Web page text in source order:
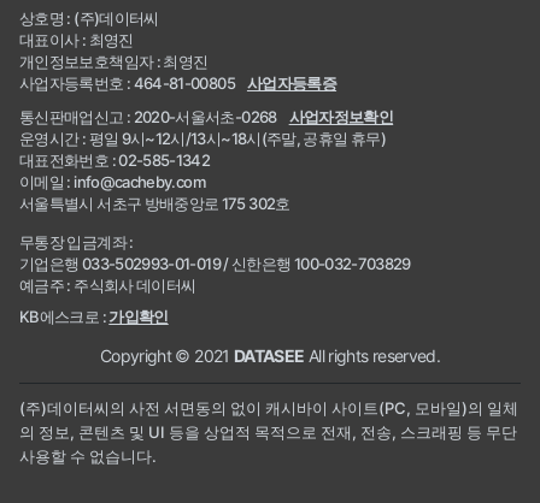
상호명 : (주)데이터씨
대표이사 : 최영진
개인정보보호책임자 : 최영진
사업자등록번호 : 464-81-00805
사업자등록증
통신판매업신고 : 2020-서울서초-0268
사업자정보확인
운영시간 : 평일 9시~12시/13시~18시(주말, 공휴일 휴무)
대표전화번호 : 02-585-1342
이메일 : info@cacheby.com
서울특별시 서초구 방배중앙로 175 302호
무통장 입금계좌 :
기업은행 033-502993-01-019 / 신한은행 100-032-703829
예금주 : 주식회사 데이터씨
KB에스크로 :가입확인
Copyright © 2021 DATASEE All rights reserved.
(주)데이터씨의 사전 서면동의 없이 캐시바이 사이트(PC, 모바일)의 일체
의 정보, 콘텐츠 및 UI 등을 상업적 목적으로 전재, 전송, 스크래핑 등 무단
사용할 수 없습니다.